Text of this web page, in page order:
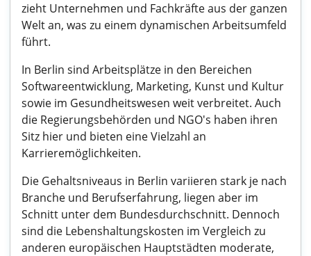
zieht Unternehmen und Fachkräfte aus der ganzen
Welt an, was zu einem dynamischen Arbeitsumfeld
führt.
In Berlin sind Arbeitsplätze in den Bereichen
Softwareentwicklung, Marketing, Kunst und Kultur
sowie im Gesundheitswesen weit verbreitet. Auch
die Regierungsbehörden und NGO's haben ihren
Sitz hier und bieten eine Vielzahl an
Karrieremöglichkeiten.
Die Gehaltsniveaus in Berlin variieren stark je nach
Branche und Berufserfahrung, liegen aber im
Schnitt unter dem Bundesdurchschnitt. Dennoch
sind die Lebenshaltungskosten im Vergleich zu
anderen europäischen Hauptstädten moderate,